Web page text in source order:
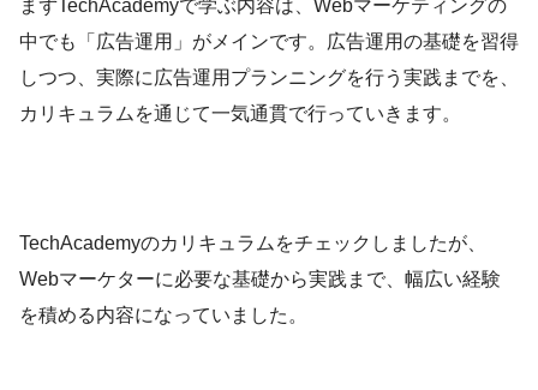
まずTechAcademyで学ぶ内容は、Webマーケティングの
中でも「広告運用」がメインです。広告運用の基礎を習得
しつつ、実際に広告運用プランニングを行う実践までを、
カリキュラムを通じて一気通貫で行っていきます。
TechAcademyのカリキュラムをチェックしましたが、
Webマーケターに必要な基礎から実践まで、幅広い経験
を積める内容になっていました。